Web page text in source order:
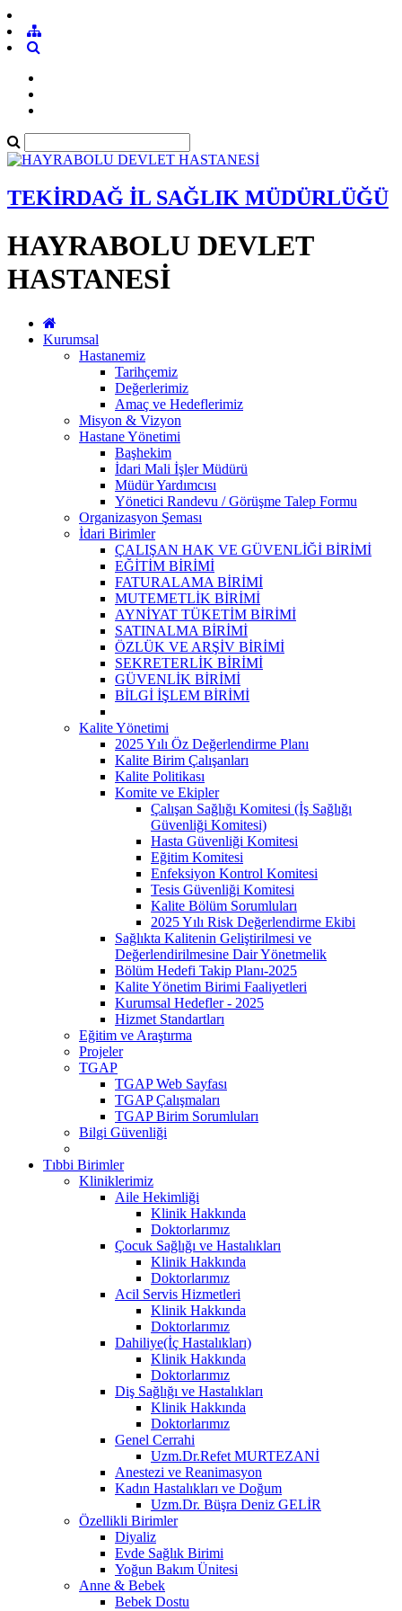
TEKİRDAĞ İL SAĞLIK MÜDÜRLÜĞÜ
HAYRABOLU DEVLET
HASTANESİ
Kurumsal
Hastanemiz
Tarihçemiz
Değerlerimiz
Amaç ve Hedeflerimiz
Misyon & Vizyon
Hastane Yönetimi
Başhekim
İdari Mali İşler Müdürü
Müdür Yardımcısı
Yönetici Randevu / Görüşme Talep Formu
Organizasyon Şeması
İdari Birimler
ÇALIŞAN HAK VE GÜVENLİĞİ BİRİMİ
EĞİTİM BİRİMİ
FATURALAMA BİRİMİ
MUTEMETLİK BİRİMİ
AYNİYAT TÜKETİM BİRİMİ
SATINALMA BİRİMİ
ÖZLÜK VE ARŞİV BİRİMİ
SEKRETERLİK BİRİMİ
GÜVENLİK BİRİMİ
BİLGİ İŞLEM BİRİMİ
Kalite Yönetimi
2025 Yılı Öz Değerlendirme Planı
Kalite Birim Çalışanları
Kalite Politikası
Komite ve Ekipler
Çalışan Sağlığı Komitesi (İş Sağlığı
Güvenliği Komitesi)
Hasta Güvenliği Komitesi
Eğitim Komitesi
Enfeksiyon Kontrol Komitesi
Tesis Güvenliği Komitesi
Kalite Bölüm Sorumluları
2025 Yılı Risk Değerlendirme Ekibi
Sağlıkta Kalitenin Geliştirilmesi ve
Değerlendirilmesine Dair Yönetmelik
Bölüm Hedefi Takip Planı-2025
Kalite Yönetim Birimi Faaliyetleri
Kurumsal Hedefler - 2025
Hizmet Standartları
Eğitim ve Araştırma
Projeler
TGAP
TGAP Web Sayfası
TGAP Çalışmaları
TGAP Birim Sorumluları
Bilgi Güvenliği
Tıbbi Birimler
Kliniklerimiz
Aile Hekimliği
Klinik Hakkında
Doktorlarımız
Çocuk Sağlığı ve Hastalıkları
Klinik Hakkında
Doktorlarımız
Acil Servis Hizmetleri
Klinik Hakkında
Doktorlarımız
Dahiliye(İç Hastalıkları)
Klinik Hakkında
Doktorlarımız
Diş Sağlığı ve Hastalıkları
Klinik Hakkında
Doktorlarımız
Genel Cerrahi
Uzm.Dr.Refet MURTEZANİ
Anestezi ve Reanimasyon
Kadın Hastalıkları ve Doğum
Uzm.Dr. Büşra Deniz GELİR
Özellikli Birimler
Diyaliz
Evde Sağlık Birimi
Yoğun Bakım Ünitesi
Anne & Bebek
Bebek Dostu